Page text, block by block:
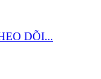
DÕI...